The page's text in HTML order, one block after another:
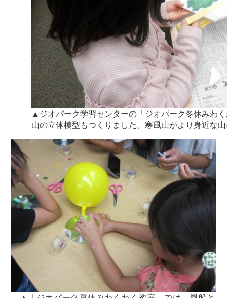
▲ジオパーク学習センターの「ジオパーク冬休みわ
山の立体模型もつくりました。寒風山がより身近な